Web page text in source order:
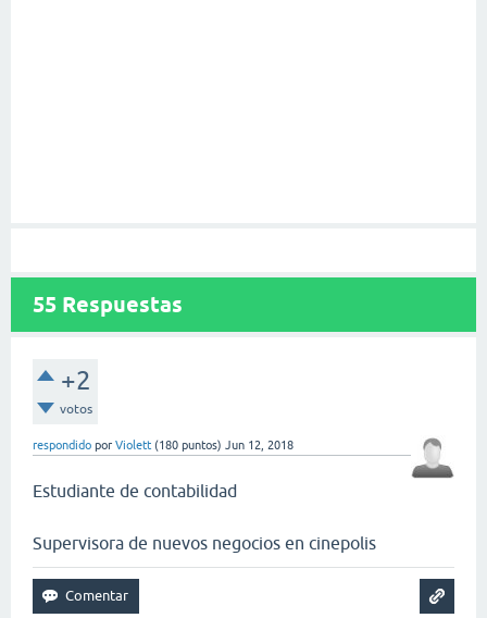
55 Respuestas
+2
votos
respondido por Violett (180 puntos) Jun 12, 2018
Estudiante de contabilidad
Supervisora de nuevos negocios en cinepolis